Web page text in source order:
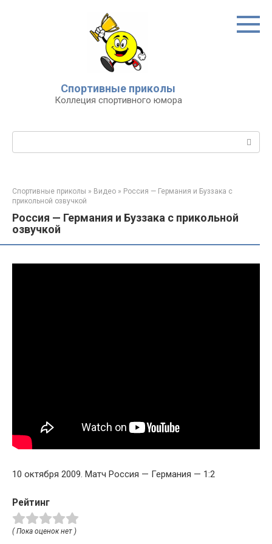
Спортивные приколы
Коллеция спортивного юмора
Спортивные приколы » Видео » Россия — Германия и Буззака с
прикольной озвучкой
Россия — Германия и Буззака с прикольной
озвучкой
10 октября 2009. Матч Россия — Германия — 1:2
Рейтинг
( Пока оценок нет )